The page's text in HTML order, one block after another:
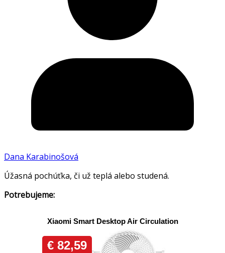
Dana Karabinošová
Úžasná pochúťka, či už teplá alebo studená.
Potrebujeme: